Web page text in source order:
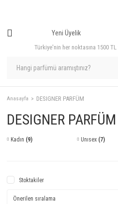
Türkiye'nin her noktasına 1500
Yeni Üyelik
Anasayfa DESIGNER PARFÜM
DESIGNER PARFÜM
Kadın (9) Unısex (7)
Stoktakiler